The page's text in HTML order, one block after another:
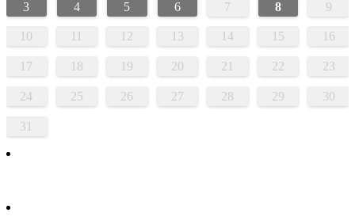
3 4 5 6 7 8 9
10 12 13 14 15 16
17 18 19 20 21 22 23
24 25 26 27 28 29 30
31